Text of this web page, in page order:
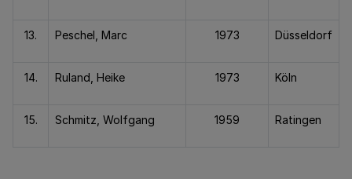
13. Peschel, Marc 1973 Düsseldorf
14. Ruland, Heike 1973 Köln
15. Schmitz, Wolfgang 1959 Ratingen